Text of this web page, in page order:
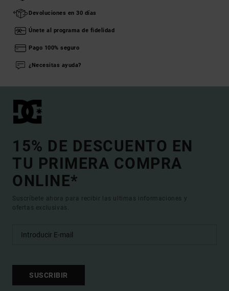
Devoluciones en 30 días
Únete al programa de fidelidad
Pago 100% seguro
¿Necesitas ayuda?
15% DE DESCUENTO EN
TU PRIMERA COMPRA
ONLINE*
Suscríbete ahora para recibir las ultimas informaciones y
ofertas exclusivas.
SUSCRIBIR